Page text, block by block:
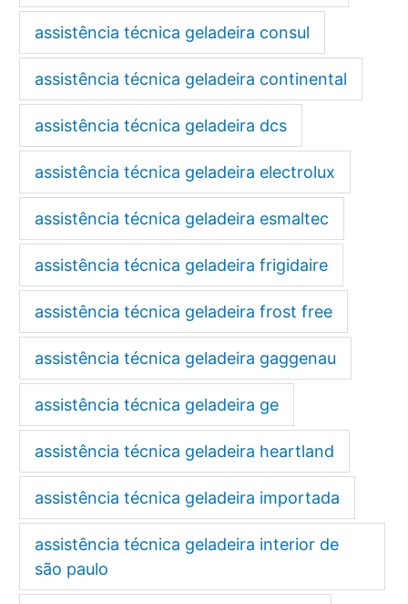
assistência técnica geladeira consul
assistência técnica geladeira continental
assistência técnica geladeira dcs
assistência técnica geladeira electrolux
assistência técnica geladeira esmaltec
assistência técnica geladeira frigidaire
assistência técnica geladeira frost free
assistência técnica geladeira gaggenau
assistência técnica geladeira ge
assistência técnica geladeira heartland
assistência técnica geladeira importada
assistência técnica geladeira interior de
são paulo